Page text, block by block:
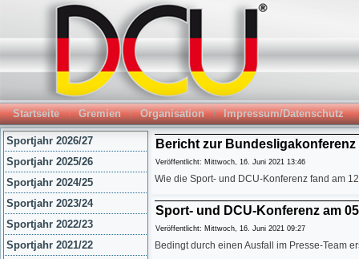
Startseite Gremien Organisation Impressum/Datenschutz
Sportjahr 2026/27
Sportjahr 2025/26
Sportjahr 2024/25
Sportjahr 2023/24
Sportjahr 2022/23
Sportjahr 2021/22
Bericht zur Bundesligakonferenz
Veröffentlicht: Mittwoch, 16. Juni 2021 13:46
Wie die Sport- und DCU-Konferenz fand am
Sport- und DCU-Konferenz am
Veröffentlicht: Mittwoch, 16. Juni 2021 09:27
Bedingt durch einen Ausfall im Presse-Team